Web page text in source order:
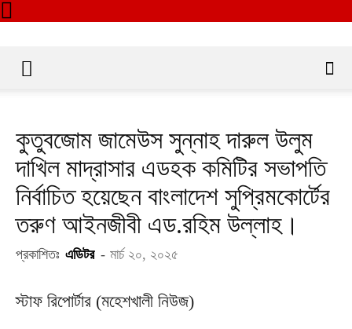
কুতুবজোম জামেউস সুন্নাহ দারুল উলুম
দাখিল মাদ্রাসার এডহক কমিটির সভাপতি
নির্বাচিত হয়েছেন বাংলাদেশ সুপ্রিমকোর্টের
তরুণ আইনজীবী এড.রহিম উল্লাহ।
প্রকাশিতঃ এডিটর - মার্চ ২০, ২০২৫
স্টাফ রিপোর্টার (মহেশখালী নিউজ)